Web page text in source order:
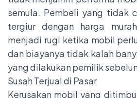
semula. Pembeli yang tidak
tergiur dengan harga
menjadi rugi ketika mobil
dan biayanya tidak kalah
yang dilakukan pemilik
Susah Terjual di Pasar
Kerusakan mobil yang